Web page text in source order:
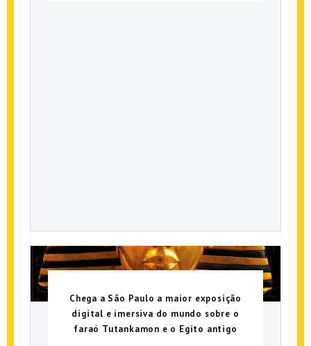
Chega a São Paulo a maior exposição
digital e imersiva do mundo sobre o
faraó Tutankamon e o Egito antigo